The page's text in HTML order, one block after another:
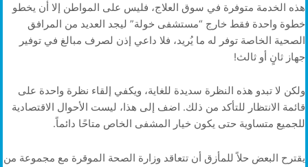
هذه الخدمة متوفرة في سوق العلاج، فليس على المواطن إلا أن يخطو
خطوة واحدة فقط خارج “مستشفى خولة” ليجد العديد من المرافق
الصحية الخاصة توفر له ما يُريد، فلا داعي إذن لصرف مبالغ في توفير
جهاز ثانٍ أو ثالث!
ولكن لا تبدو هذه النظرة سديدة للغاية، ويكفي إلقاء نظرة واحدة على
قائمة الانتظار للتأكد من ذلك. اضف إلى هذا، ليست الأحوال الاقتصادية
للجميع متساوية حتى يكون خيار المشفى الخاص متاحًا دائماً.
يقترح البعض حلاً للمأزق أن تتعاقد وزارة الصحة الموقرة مع مجموعة من